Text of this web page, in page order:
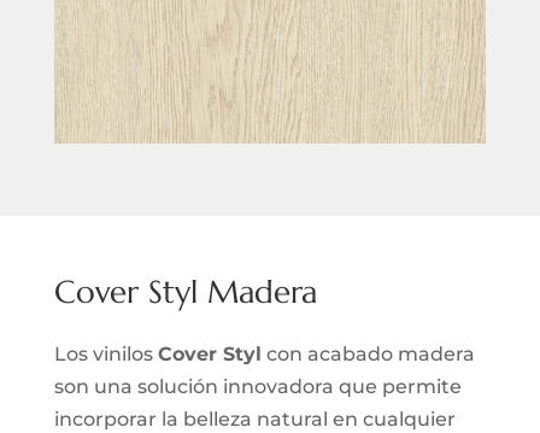
Cover Styl Madera
Los vinilos Cover Styl con acabado madera
son una solución innovadora que permite
incorporar la belleza natural en cualquier